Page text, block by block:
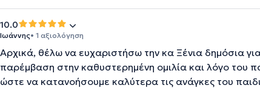
10.0
Ιωάννης• 1 αξιολόγηση
Αρχικά, θέλω να ευχαριστήσω την κα Ξένια δημόσια
παρέμβαση στην καθυστερημένη ομιλία και λόγο του
ώστε να κατανοήσουμε καλύτερα τις ανάγκες του